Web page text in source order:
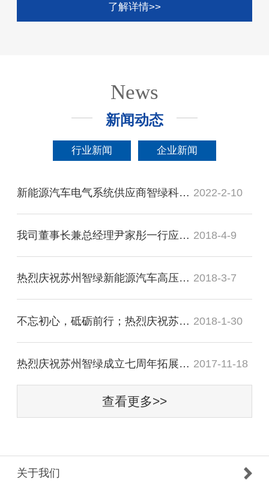
了解详情>>
News
新闻动态
行业新闻 企业新闻
新能源汽车电气系统供应商智绿科技完成新一轮融资，小米领投 2022-2-10
我司董事长兼总经理尹家彤一行应邀会见溧阳市市长徐华勤 2018-4-9
热烈庆祝苏州智绿新能源汽车高压连接与配电器项目正式签约竹箦 2018-3-7
不忘初心，砥砺前行；热烈庆祝苏州智绿2018年迎新晚宴圆满成功 2018-1-30
热烈庆祝苏州智绿成立七周年拓展训练活动圆满成功 2017-11-18
查看更多>>
关于我们